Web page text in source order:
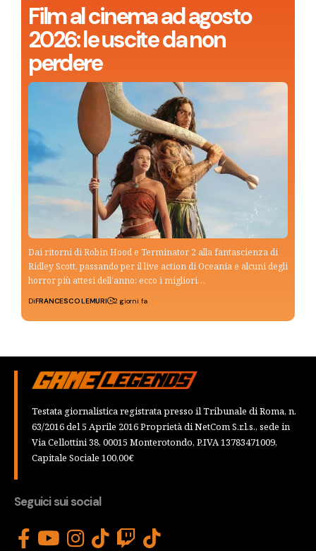
Film al cinema ad agosto
2026: le uscite da non
perdere
Dai ritorni di Robin Hood e Terminator 2 alla fantascienza di
Ridley Scott, passando per il live action di Oceania e alcuni degli
horror più attesi dell’anno: ecco i migliori…
DiFRANCESCO LEMURI 2 giorni fa
Testata giornalistica registrata presso il Tribunale di Roma, n.
63/2016 del 5 Aprile 2016 Proprietà di NetCom S.r.l.s., sede in
Via Cellottini 38, 00015 Monterotondo, P.IVA 13783471009,
Capitale Sociale 100,00€
Seguici sui social